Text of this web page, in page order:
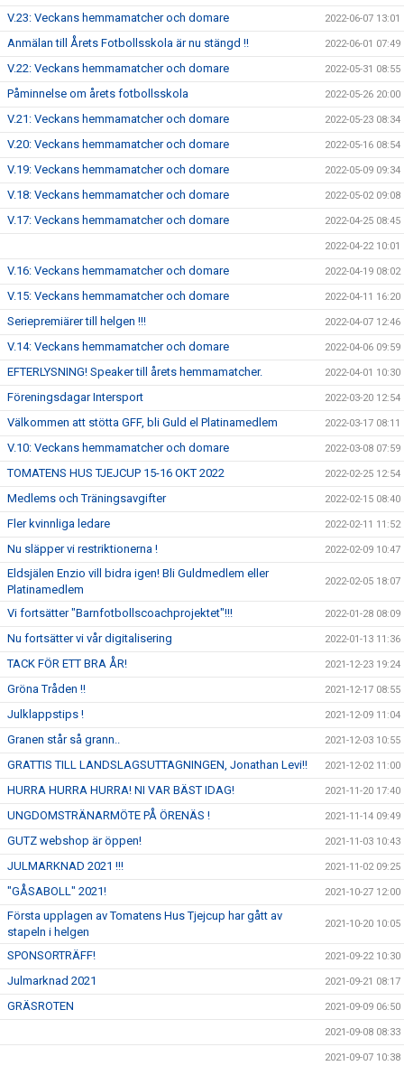
V.23: Veckans hemmamatcher och domare 2022-06-07 13:01
Anmälan till Årets Fotbollsskola är nu stängd !! 2022-06-01 07:49
V.22: Veckans hemmamatcher och domare 2022-05-31 08:55
Påminnelse om årets fotbollsskola 2022-05-26 20:00
V.21: Veckans hemmamatcher och domare 2022-05-23 08:34
V.20: Veckans hemmamatcher och domare 2022-05-16 08:54
V.19: Veckans hemmamatcher och domare 2022-05-09 09:34
V.18: Veckans hemmamatcher och domare 2022-05-02 09:08
V.17: Veckans hemmamatcher och domare 2022-04-25 08:45
2022-04-22 10:01
V.16: Veckans hemmamatcher och domare 2022-04-19 08:02
V.15: Veckans hemmamatcher och domare 2022-04-11 16:20
Seriepremiärer till helgen !!! 2022-04-07 12:46
V.14: Veckans hemmamatcher och domare 2022-04-06 09:59
EFTERLYSNING! Speaker till årets hemmamatcher. 2022-04-01 10:30
Föreningsdagar Intersport 2022-03-20 12:54
Välkommen att stötta GFF, bli Guld el Platinamedlem 2022-03-17 08:11
V.10: Veckans hemmamatcher och domare 2022-03-08 07:59
TOMATENS HUS TJEJCUP 15-16 OKT 2022 2022-02-25 12:54
Medlems och Träningsavgifter 2022-02-15 08:40
Fler kvinnliga ledare 2022-02-11 11:52
Nu släpper vi restriktionerna ! 2022-02-09 10:47
Eldsjälen Enzio vill bidra igen! Bli Guldmedlem eller
Platinamedlem
2022-02-05 18:07
Vi fortsätter "Barnfotbollscoachprojektet"!!! 2022-01-28 08:09
Nu fortsätter vi vår digitalisering 2022-01-13 11:36
TACK FÖR ETT BRA ÅR! 2021-12-23 19:24
Gröna Tråden !! 2021-12-17 08:55
Julklappstips ! 2021-12-09 11:04
Granen står så grann.. 2021-12-03 10:55
GRATTIS TILL LANDSLAGSUTTAGNINGEN, Jonathan Levi!! 2021-12-02 11:00
HURRA HURRA HURRA! NI VAR BÄST IDAG! 2021-11-20 17:40
UNGDOMSTRÄNARMÖTE PÅ ÖRENÄS ! 2021-11-14 09:49
GUTZ webshop är öppen! 2021-11-03 10:43
JULMARKNAD 2021 !!! 2021-11-02 09:25
"GÅSABOLL" 2021! 2021-10-27 12:00
Första upplagen av Tomatens Hus Tjejcup har gått av
stapeln i helgen
2021-10-20 10:05
SPONSORTRÄFF! 2021-09-22 10:30
Julmarknad 2021 2021-09-21 08:17
GRÄSROTEN 2021-09-09 06:50
2021-09-08 08:33
2021-09-07 10:38